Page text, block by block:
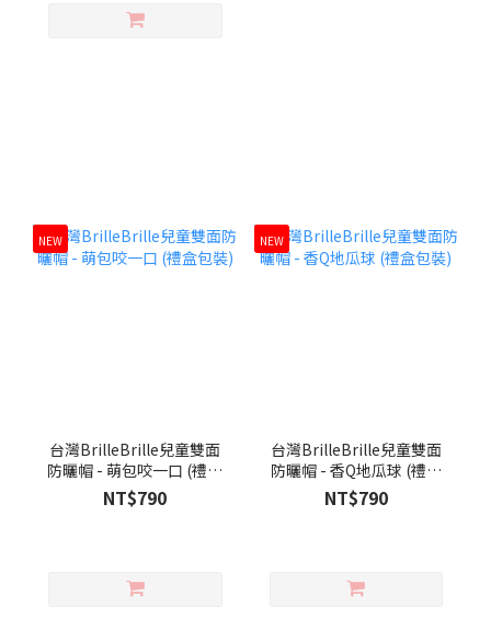
NEW
台灣BrilleBrille兒童雙面
防曬帽 - 萌包咬一口 (禮盒
包裝)
NT$790
NEW
台灣BrilleBrille兒童雙面
防曬帽 - 香Q地瓜球 (禮盒
包裝)
NT$790